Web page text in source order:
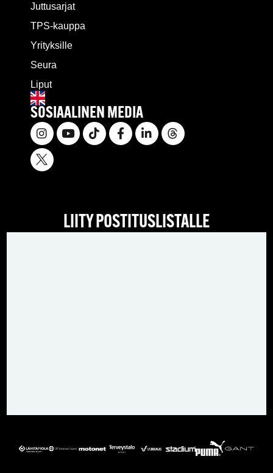
Juttusarjat
TPS-kauppa
Yrityksille
Seura
Liput
SOSIAALINEN MEDIA
LIITY POSTITUSLISTALLE